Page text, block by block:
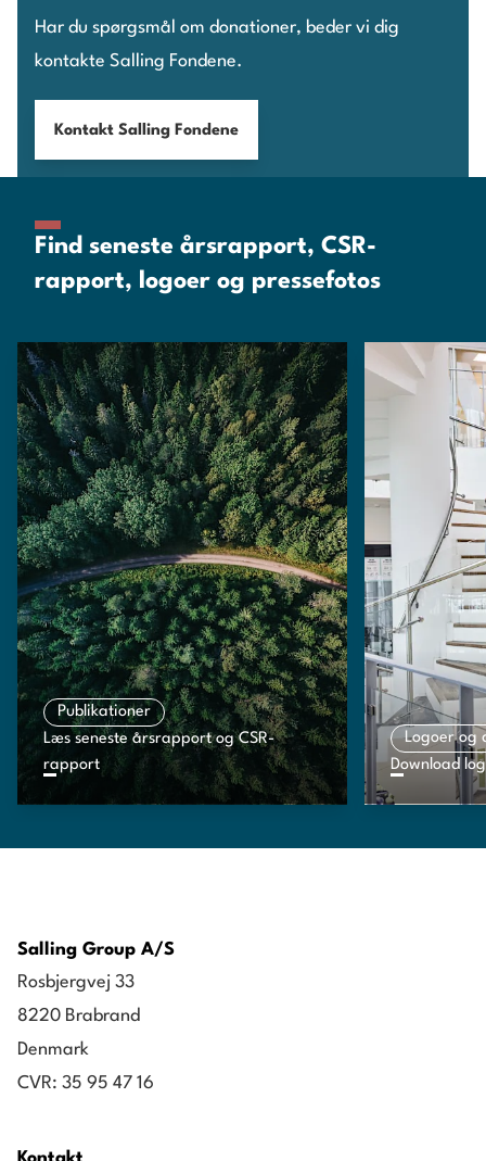
Har du spørgsmål om donationer, beder vi dig
kontakte Salling Fondene.
Kontakt Salling Fondene
Find seneste årsrapport, CSR-
rapport, logoer og pressefotos
Publikationer
Læs seneste årsrapport og CSR-
rapport
Logoer og
Download
Salling Group A/S
Rosbjergvej 33
8220 Brabrand
Denmark
CVR: 35 95 47 16